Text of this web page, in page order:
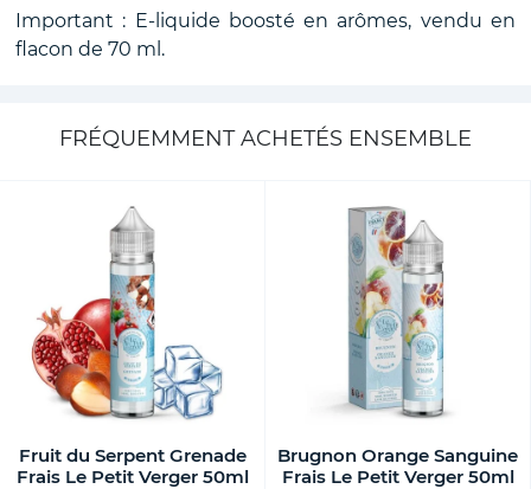
Important : E-liquide boosté en arômes, vendu en
flacon de 70 ml.
FRÉQUEMMENT ACHETÉS ENSEMBLE
Fruit du Serpent Grenade
Frais Le Petit Verger 50ml
Brugnon Orange Sanguine
Frais Le Petit Verger 50ml